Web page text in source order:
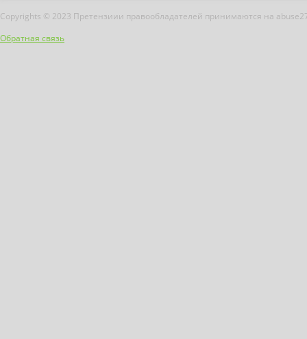
Copyrights © 2023 Претензиии правообладателей принимаются на
Обратная связь